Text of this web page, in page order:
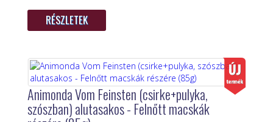
RÉSZLETEK
Animonda Vom Feinsten (csirke+pulyka,
szószban) alutasakos - Felnőtt macskák